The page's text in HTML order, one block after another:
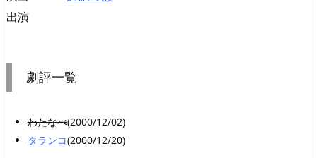
出演
劇評一覧
わたなべ(2000/12/02)
タランコ(2000/12/20)